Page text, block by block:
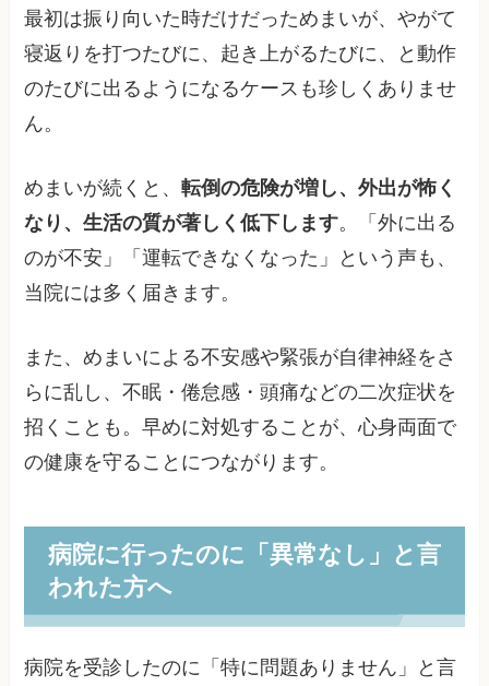
最初は振り向いた時だけだっためまいが、やがて
寝返りを打つたびに、起き上がるたびに、と動作
のたびに出るようになるケースも珍しくありませ
ん。
めまいが続くと、転倒の危険が増し、外出が怖く
なり、生活の質が著しく低下します。「外に出る
のが不安」「運転できなくなった」という声も、
当院には多く届きます。
また、めまいによる不安感や緊張が自律神経をさ
らに乱し、不眠・倦怠感・頭痛などの二次症状を
招くことも。早めに対処することが、心身両面で
の健康を守ることにつながります。
病院に行ったのに「異常なし」と言
われた方へ
病院を受診したのに「特に問題ありません」と言